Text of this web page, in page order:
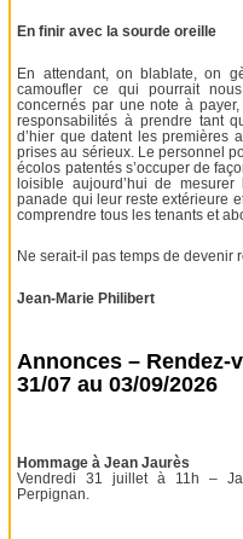
En finir avec la sourde oreille
En attendant, on blablate, on
camoufler ce qui pourrait
concernés par une note à
responsabilités à prendre tant
d’hier que datent les premières
prises au sérieux. Le personnel
écolos patentés s’occuper de
loisible aujourd’hui de
panade qui leur reste extérieure
comprendre tous les tenants et
Ne serait-il pas temps de devenir
Jean-Marie Philibert
Annonces – Rendez-
31/07 au 03/09/2026
Hommage à Jean Jaurès
Vendredi 31 juillet à 11h –
Perpignan.